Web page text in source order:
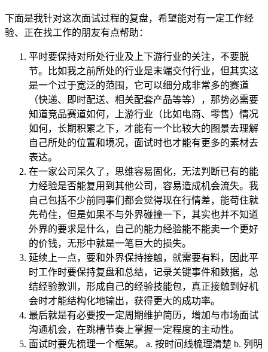
下面是我针对这次面试过程的复盘，希望能对有一定工作经
验、正在找工作的朋友有点帮助：
平时要保持对所处行业及上下游行业的关注，不要脱
节。比如我之前所处的行业是末端交付行业，但其实这
是一个过于宽泛的范围，它可以细分成非常多的赛道
（快递、即时配送、相关配套产品等等），那势必需要
知道竞品赛道如何，上游行业（比如电商、零售）情况
如何，长期积累之下，才能有一个比较大的图景去理解
自己所处的位置和境况，面试时也才能有更多的素材去
表达。
在一家公司呆久了，思维容易固化，无法判断已有的能
力经验是否能复用到其他公司，容易造成机会流失。我
自己包括不少前同事们都会觉得现在行情差，能苟住就
先苟住，但是如果不与外界碰撞一下，其实也并不知道
外界的要求是什么，自己的能力经验能不能卖一个更好
的价钱，无形中就是一笔巨大的损失。
延续上一点，要和外界保持接触，就需要有料，因此平
时工作时要保持复盘和总结，记录关键事件和数据，总
结经验教训，形成自己的经验技能包，真正接触到好机
会时才能结构化地输出，获得更大的成功率。
最后就是有必要按一定周期维护简历，增加与市场面试
沟通机会，在跳槽节奏上掌握一定程度的主动性。
面试时要先梳理一个框架。 a. 按时间线梳理清楚 b. 列明